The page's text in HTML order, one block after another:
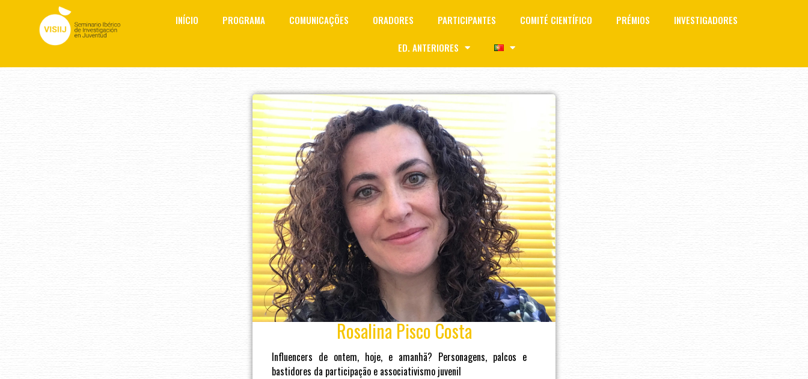
INÍCIO PROGRAMA COMUNICAÇÕES ORADORES PARTICIPANTES COMITÉ CIENTÍFICO PRÉMIOS INVESTIGADORES
ED. ANTERIORES
Rosalina Pisco Costa
Influencers de ontem, hoje, e amanhã? Personagens, palcos e
bastidores da participação e associativismo juvenil